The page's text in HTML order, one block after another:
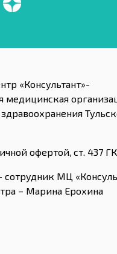
«Консультант»-
медицинская
офертой, ст. 437
сотрудник МЦ
– Марина Ерохина